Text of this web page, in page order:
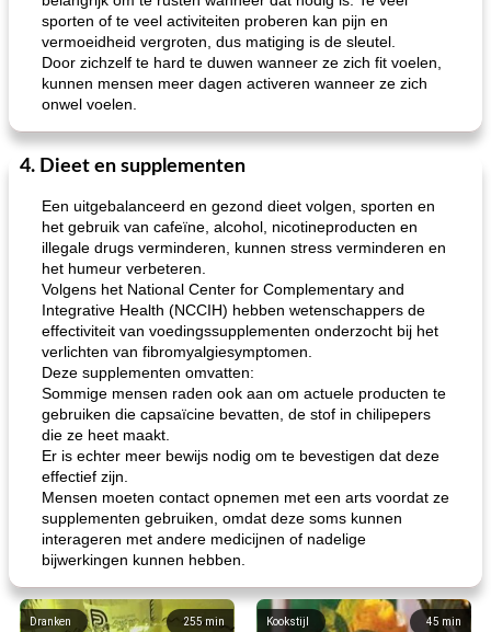
sporten of te veel activiteiten proberen kan pijn en
vermoeidheid vergroten, dus matiging is de sleutel.
Door zichzelf te hard te duwen wanneer ze zich fit voelen,
kunnen mensen meer dagen activeren wanneer ze zich
onwel voelen.
4. Dieet en supplementen
Een uitgebalanceerd en gezond dieet volgen, sporten en
het gebruik van cafeïne, alcohol, nicotineproducten en
illegale drugs verminderen, kunnen stress verminderen en
het humeur verbeteren.
Volgens het National Center for Complementary and
Integrative Health (NCCIH) hebben wetenschappers de
effectiviteit van voedingssupplementen onderzocht bij het
verlichten van fibromyalgiesymptomen.
Deze supplementen omvatten:
Sommige mensen raden ook aan om actuele producten te
gebruiken die capsaïcine bevatten, de stof in chilipepers
die ze heet maakt.
Er is echter meer bewijs nodig om te bevestigen dat deze
effectief zijn.
Mensen moeten contact opnemen met een arts voordat ze
supplementen gebruiken, omdat deze soms kunnen
interageren met andere medicijnen of nadelige
bijwerkingen kunnen hebben.
255min
Dranken 45 min
Kookstijl